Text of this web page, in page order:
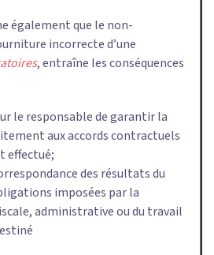
également que le non-
incorrecte d’une
, entraîne les conséquences
le responsable de garantir la
aux accords contractuels
effectué;
des résultats du
imposées par la
administrative ou du travail